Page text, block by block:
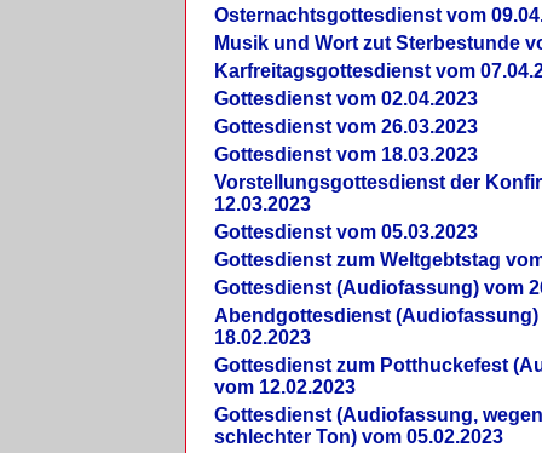
Osternachtsgottesdienst vom
Musik und Wort zut Sterbestunde
Karfreitagsgottesdienst vom
Gottesdienst vom 02.04.2023
Gottesdienst vom 26.03.2023
Gottesdienst vom 18.03.2023
Vorstellungsgottesdienst der
12.03.2023
Gottesdienst vom 05.03.2023
Gottesdienst zum Weltgebtstag
Gottesdienst (Audiofassung) vom
Abendgottesdienst (Audiofassung)
18.02.2023
Gottesdienst zum Potthuckefest
vom 12.02.2023
Gottesdienst (Audiofassung,
schlechter Ton) vom 05.02.2023